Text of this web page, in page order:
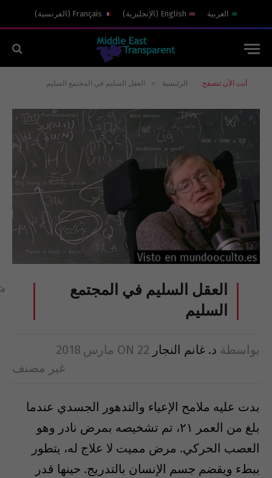
العربية English
( الإنجليزية)
Français
( الفرنسية)
أنت الآن تتصفح: الرئيسية » العقل السليم في المجتمع السليم
العقل السليم في المجتمع
السليم
بواسطة د. غانم النجار ON 22 مارس 2018
غير مصنف
بدت عليه ملامح الإعياء والتدهور الجسدي عندما
بلغ من العمر ٢١، تم تشخيصه بمرض نادر وهو
العصب الحركي. مرض مميت لا علاج له، يتطور
ببطء ويقضم جسم الإنسان بالتدريج. حينها قدر